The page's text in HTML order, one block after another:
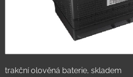
trakční olověná baterie, skladem